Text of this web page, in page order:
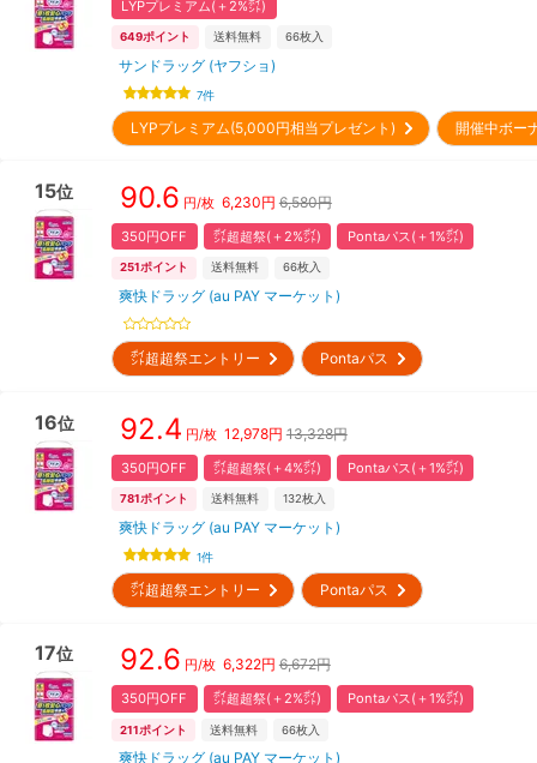
LYPプレミアム(＋2%㌽)
649ポイント 送料無料 66枚入
サンドラッグ (ヤフショ)
7件
LYPプレミアム(5,000円相当プレゼント) 開催中ボー
15位 90.6 円/枚 6,230円 6,580円
350円OFF ㌽超超祭(＋2%㌽) Pontaパス(＋1%㌽)
251 ポイント 送料無料 66枚入
爽快ドラッグ (au PAY マーケット)
㌽超超祭エントリー Pontaパス
16位 92.4 円/枚 12,978円 13,328円
350円OFF ㌽超超祭(＋4%㌽) Pontaパス(＋1%㌽)
781ポイント 送料無料 132枚入
爽快ドラッグ (au PAY マーケット)
1件
㌽超超祭エントリー Pontaパス
17位 92.6 円/枚 6,322円 6,672円
350円OFF ㌽超超祭(＋2%㌽) Pontaパス(＋1%㌽)
211ポイント 送料無料 66枚入
爽快ドラッグ (au PAY マーケット)